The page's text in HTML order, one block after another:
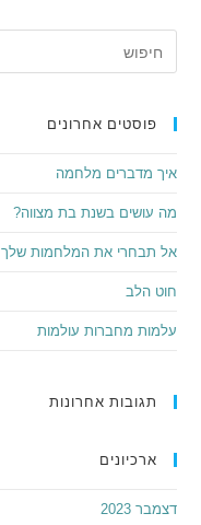
פוסטים אחרונים
איך מדברים מלחמה
מה עושים בשנת בת מצווה?
אל תבחרי את המלחמות שלך
חוט הלב
עלמות מחברות עולמות
תגובות אחרונות
ארכיונים
דצמבר 2023